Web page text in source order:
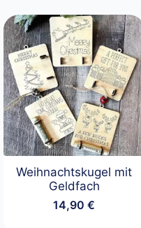
Weihnachtskugel mit
Geldfach
14,90€